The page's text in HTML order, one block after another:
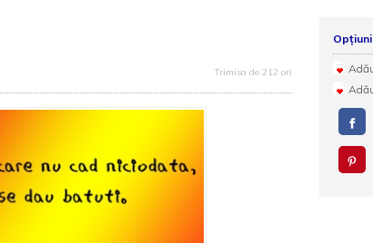
Trimisa de 212 ori
Opțiuni